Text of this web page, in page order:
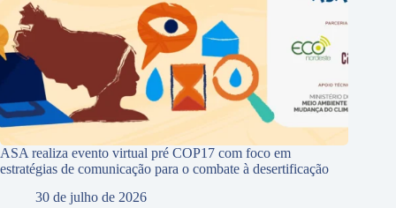
ASA realiza evento virtual pré COP17 com foco em
estratégias de comunicação para o combate à desertificação
30 de julho de 2026